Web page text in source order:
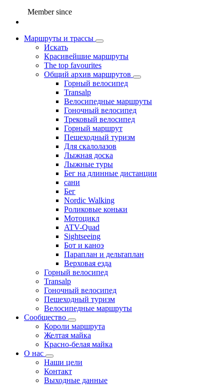
Member since
Маршруты и трассы
Искать
Красивейшие маршруты
The top favourites
Общий архив маршрутов
Горный велосипед
Transalp
Велосипедные маршруты
Гоночный велосипед
Трековый велосипед
Горный маршрут
Пешеходный туризм
Для скалолазов
Лыжная доска
Лыжные туры
Бег на длинные дистанции
сани
Бег
Nordic Walking
Роликовые коньки
Мотоцикл
ATV-Quad
Sightseeing
Бот и каноэ
Параплан и дельтаплан
Верховая езда
Горный велосипед
Transalp
Гоночный велосипед
Пешеходный туризм
Велосипедные маршруты
Сообщество
Короли маршрута
Желтая майка
Красно-белая майка
О нас
Наши цели
Контакт
Выходные данные